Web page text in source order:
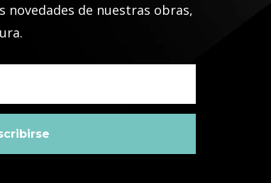
novedades de nuestras obras,